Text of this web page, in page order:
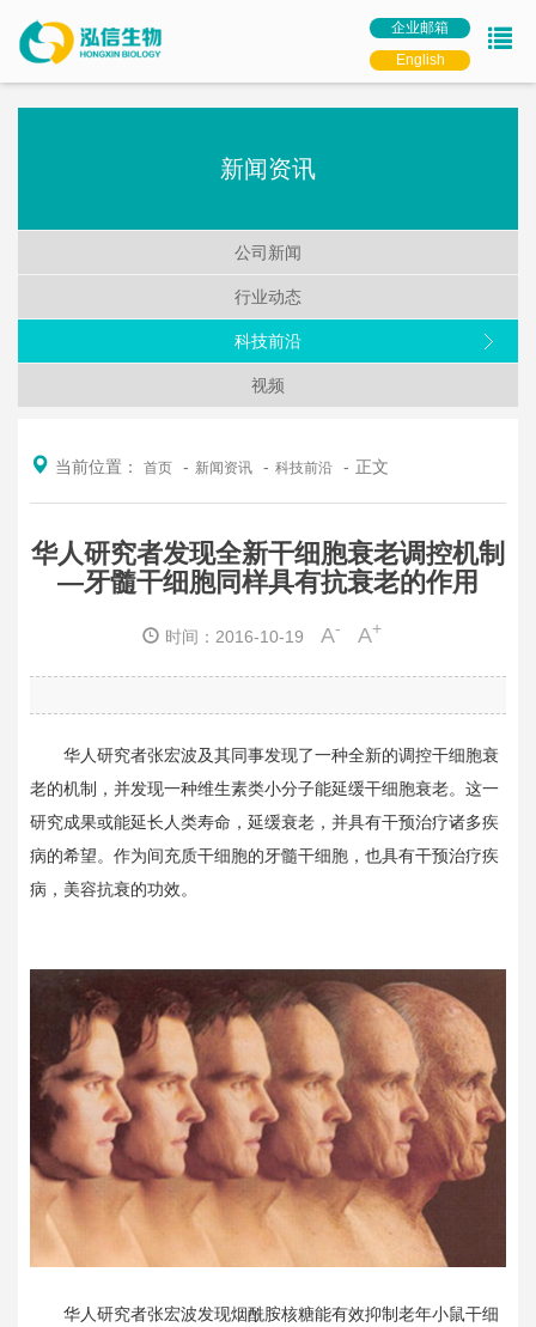
企业邮箱
English
新闻资讯
公司新闻
行业动态
科技前沿
视频
当前位置： 首页 新闻资讯 科技前沿 正文
华人研究者发现全新干细胞衰老调控机制
—牙髓干细胞同样具有抗衰老的作用
时间：2016-10-19 A- A+
华人研究者张宏波及其同事发现了一种全新的调控干细胞衰
老的机制，并发现一种维生素类小分子能延缓干细胞衰老。这一
研究成果或能延长人类寿命，延缓衰老，并具有干预治疗诸多疾
病的希望。作为间充质干细胞的牙髓干细胞，也具有干预治疗疾
病，美容抗衰的功效。
华人研究者张宏波发现烟酰胺核糖能有效抑制老年小鼠干细